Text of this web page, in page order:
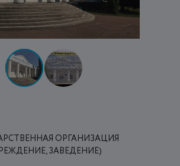
ОРГАНИЗАЦИЯ
ЗАВЕДЕНИЕ)